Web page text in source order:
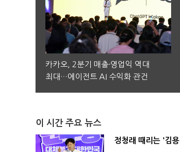
카카오, 2분기 매출·영업익 역대
최대…에이전트 AI 수익화 관건
이 시간 주요 뉴스
정청래 때리는 '김